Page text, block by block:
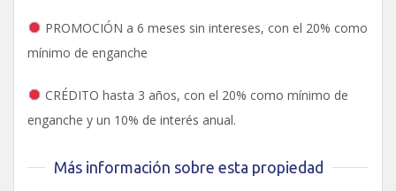
PROMOCIÓN a 6 meses sin intereses, con el 20% como
mínimo de enganche
CRÉDITO hasta 3 años, con el 20% como mínimo de
enganche y un 10% de interés anual.
Más información sobre esta propiedad